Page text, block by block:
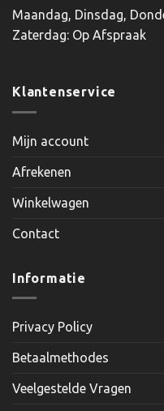
Maandag, Dinsdag,
Zaterdag: Op Afspraak
Klantenservice
Mijn account
Afrekenen
Winkelwagen
Contact
Informatie
Privacy Policy
Betaalmethodes
Veelgestelde Vragen